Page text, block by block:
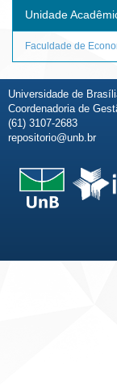
Unidade
Faculdade de
Universidade de
Coordenadoria de
(61) 3107-2683
repositorio@unb.br